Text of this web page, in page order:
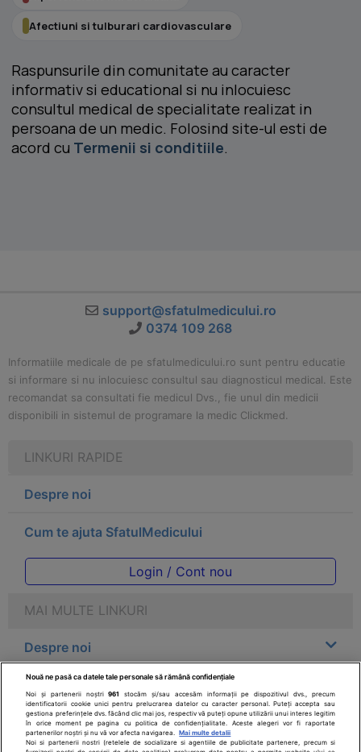
Afectiuni si tulburari cardiovasculare
Raspunsurile din comunitate au caracter
informativ si educational si nu inlocuiesc
consultul medical de specialitate realizat in
persoana de un medic. Folosind site-ul esti de
acord cu Termenii si conditiile.
support@sfatulmedicului.ro
0374 109 268
Informatiile medicale de pe sfatulmedicului.ro sunt pentru educatie
si informare si nu inlocuiesc consultul sau diagnosticul medical. Este
recomandat sa consultati fie medicul Dvs., fie unul din medicii
disponibili in sistemul de programare la medic Clickmed.
LINKURI RAPIDE
Despre noi
Cum te ajuta SfatulMedicului
Login / Cont nou
MAI MULTE LINKURI
Despre noi
Legal
Drepturile consumatorului
Nouă ne pasă ca datele tale personale să rămână confidențiale
Noi și partenerii noștri961
stocăm și/sau accesăm informații pe dispozitivul dvs., precum
identificatorii cookie unici pentru prelucrarea datelor cu caracter personal. Puteți accepta sau
gestiona preferințele dvs. făcând clic mai jos, respectiv vă puteți opune utilizării unui interes legitim
în orice moment pe pagina cu politica de confidențialitate. Aceste alegeri vor fi raportate
partenerilor noștri și nu vă vor afecta navigarea.
Mai multe detalii
Noi si partenerii nostri (retelele de socializare si agentiile de publicitate partenere, precum si